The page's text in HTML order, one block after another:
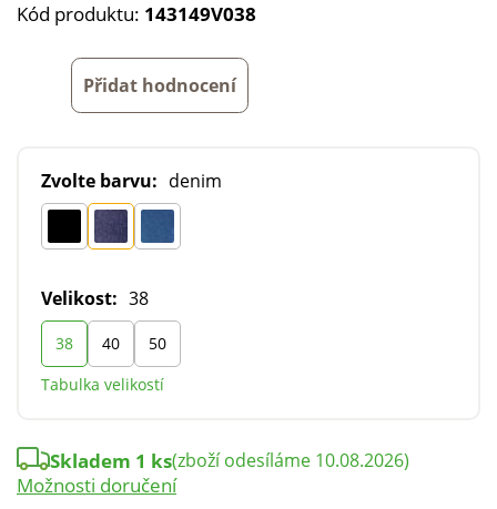
Kód produktu: 143149V038
Přidat hodnocení
Zvolte barvu: denim
Velikost: 38
38 40
50
Tabulka velikostí
Skladem 1 ks(zboží odesíláme 10.08.2026)
Možnosti doručení